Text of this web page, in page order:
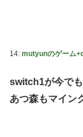
14: mutyunのゲーム
switch1が今で
あつ森もマイン